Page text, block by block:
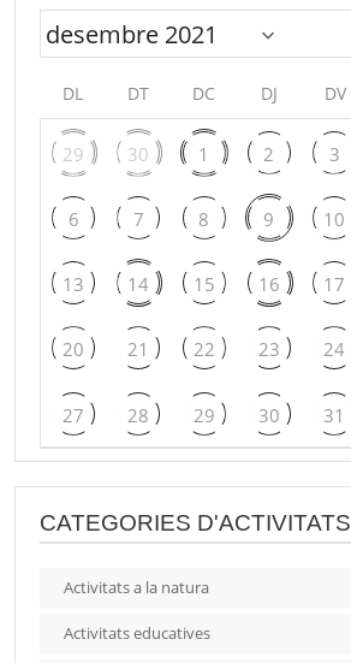
DL DT DC DJ DV
29 30 1 2 3
6 7 8 9 10
13 14 15 16 17
20 21 22 23 24
27 28 29 30 31
CATEGORIES D'ACTIVITATS
Activitats a la natura
Activitats educatives